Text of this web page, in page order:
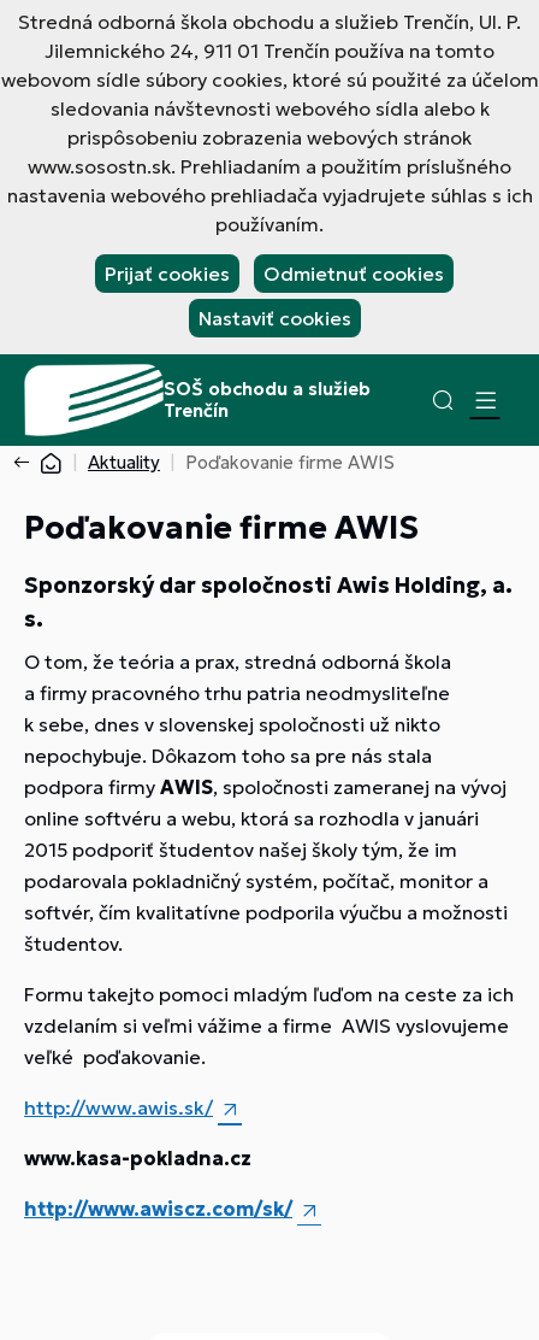
Stredná odborná škola obchodu a služieb Trenčín, Ul. P.
Jilemnického 24, 911 01 Trenčín používa na tomto
webovom sídle súbory cookies, ktoré sú použité za účelom
sledovania návštevnosti webového sídla alebo k
prispôsobeniu zobrazenia webových stránok
www.sosostn.sk. Prehliadaním a použitím príslušného
nastavenia webového prehliadača vyjadrujete súhlas s ich
používaním.
Prijať cookies
Odmietnuť cookies
Nastaviť cookies
SOŠ obchodu a služieb
Trenčín
Aktuality Poďakovanie firme AWIS
Poďakovanie firme AWIS
Sponzorský dar spoločnosti Awis Holding, a.
s.
O tom, že teória a prax, stredná odborná škola
a firmy pracovného trhu patria neodmysliteľne
k sebe, dnes v slovenskej spoločnosti už nikto
nepochybuje. Dôkazom toho sa pre nás stala
podpora firmy AWIS, spoločnosti zameranej na vývoj
online softvéru a webu, ktorá sa rozhodla v januári
2015 podporiť študentov našej školy tým, že im
podarovala pokladničný systém, počítač, monitor a
softvér, čím kvalitatívne podporila výučbu a možnosti
študentov.
Formu takejto pomoci mladým ľuďom na ceste za ich
vzdelaním si veľmi vážime a firme AWIS vyslovujeme
veľké poďakovanie.
http://www.awis.sk/
www.kasa-pokladna.cz
http://www.awiscz.com/sk/